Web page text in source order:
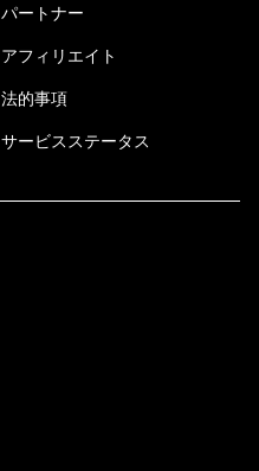
パートナー
アフィリエイト
法的事項
サービスステータス